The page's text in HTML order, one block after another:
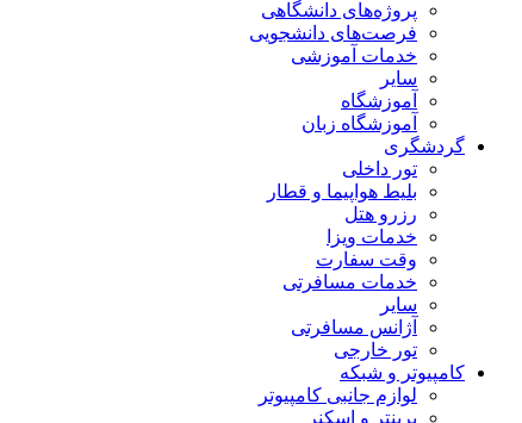
پروژه‌های دانشگاهی
فرصت‌های دانشجویی
خدمات آموزشی
سایر
آموزشگاه
آموزشگاه زبان
گردشگری
تور داخلی
بلیط هواپیما و قطار
رزرو هتل
خدمات ویزا
وقت سفارت
خدمات مسافرتی
سایر
آژانس مسافرتی
تور خارجی
کامپیوتر و شبکه
لوازم جانبی کامپیوتر
پرینتر و اسکنر